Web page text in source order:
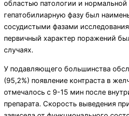
областью патологии и нормальной
гепатобилиарную фазу был
сосудистыми фазами
первичный характер поражений
случаях.
У подавляющего большинства
(95,2%) появление контраста в
отмечалось с 9-15 мин после
препарата. Скорость выведения